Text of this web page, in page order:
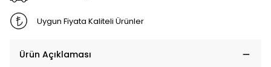
Uygun Fiyata Kaliteli Ürünler
Ürün Açıklaması